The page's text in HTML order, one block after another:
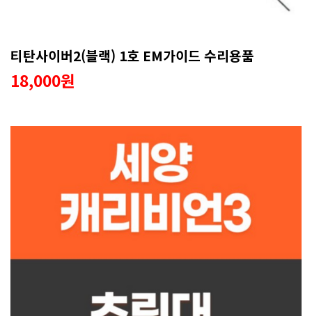
티탄사이버2(블랙) 1호 EM가이드 수리용품
18,000원